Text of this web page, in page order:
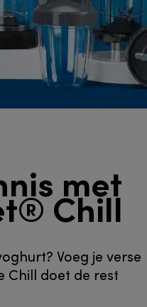
met
Chill
Voeg je verse
Chill doet de rest